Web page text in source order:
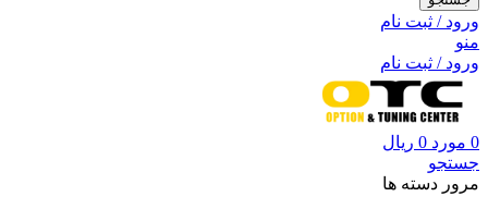
ورود / ثبت نام
منو
ورود / ثبت نام
0 مورد 0 ریال
جستجو
مرور دسته ها